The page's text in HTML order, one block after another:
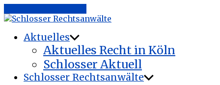
Aktuelles
Aktuelles Recht in Köln
Schlosser Aktuell
Schlosser Rechtsanwälte